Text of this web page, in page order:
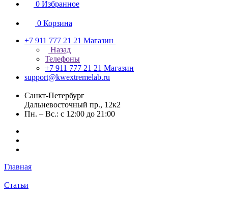
0 Избранное
0 Корзина
+7 911 777 21 21 Магазин
Назад
Телефоны
+7 911 777 21 21 Магазин
support@kwextremelab.ru
Санкт-Петербург
Дальневосточный пр., 12к2
Пн. – Вс.: с 12:00 до 21:00
Главная
Статьи